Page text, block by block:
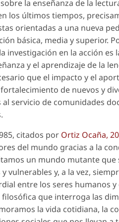
la enseñanza de la
los últimos tiempos,
orientadas a una nueva
básica, media y superior.
investigación en la acción
y el aprendizaje de la
que el impacto y el
de nuevos y
servicio de comunidades
citados por Ortiz Ocaña,
del mundo gracias a la
un mundo mutante
vulnerables y, a la vez,
entre los seres humanos
que interroga las
la vida cotidiana, la